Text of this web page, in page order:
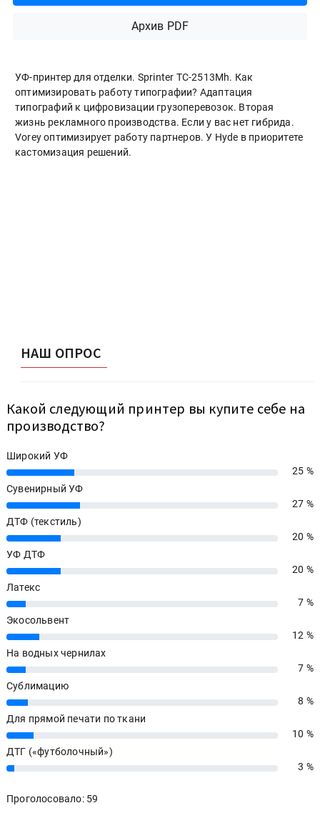
Архив PDF
УФ-принтер для отделки. Sprinter ТС-2513Mh. Как
оптимизировать работу типографии? Адаптация
типографий к цифровизации грузоперевозок. Вторая
жизнь рекламного производства. Если у вас нет гибрида.
Vorey оптимизирует работу партнеров. У Hyde в приоритете
кастомизация решений.
НАШ ОПРОС
Какой следующий принтер вы купите себе на
производство?
Широкий УФ
25%
25 %
Сувенирный УФ
27%
27 %
ДТФ (текстиль)
20%
20 %
УФ ДТФ
20%
20 %
Латекс
7%
7 %
Экосольвент
12%
12 %
На водных чернилах
7%
7 %
Сублимацию
8%
8 %
Для прямой печати по ткани
10%
10 %
ДТГ («футболочный»)
3% 3 %
Проголосовало: 59